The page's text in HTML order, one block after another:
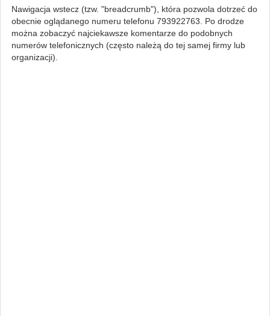
Nawigacja wstecz (tzw. "breadcrumb"), która pozwola dotrzeć do
obecnie oglądanego numeru telefonu 793922763. Po drodze
można zobaczyć najciekawsze komentarze do podobnych
numerów telefonicznych (często należą do tej samej firmy lub
organizacji).